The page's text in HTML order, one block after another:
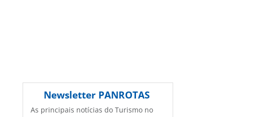
Newsletter PANROTAS
As principais notícias do Turismo no